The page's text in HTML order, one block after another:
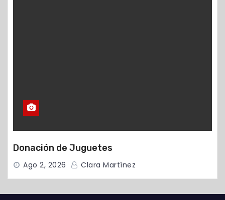
Donación de Juguetes
Ago 2, 2026 Clara Martínez